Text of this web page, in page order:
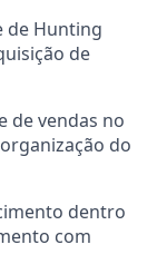
de Hunting
de
de vendas no
do
dentro
com